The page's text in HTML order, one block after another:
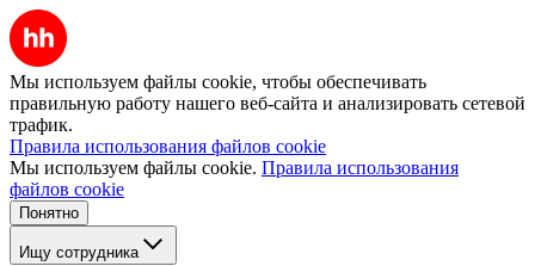
Мы используем файлы cookie, чтобы обеспечивать
правильную работу нашего веб-сайта и анализировать сетевой
трафик.
Правила использования файлов cookie
Мы используем файлы cookie. Правила использования
файлов cookie
Понятно
Ищу сотрудника